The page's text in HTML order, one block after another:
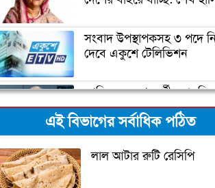
সংবাদ উপস্থাপকসহ ৩ পদে
দেবে একুশে টেলিভিশন
জাতিসংঘের পরবর্তী
আলোচনায় ড. ইউনূস
ক্যাম্পাস অ্যাম্বাসেডর নিয়োগ
একুশে টেলিভিশন
এই বিভাগের সর্বাধিক পঠিত
লাল আটার রুটি রেসিপি